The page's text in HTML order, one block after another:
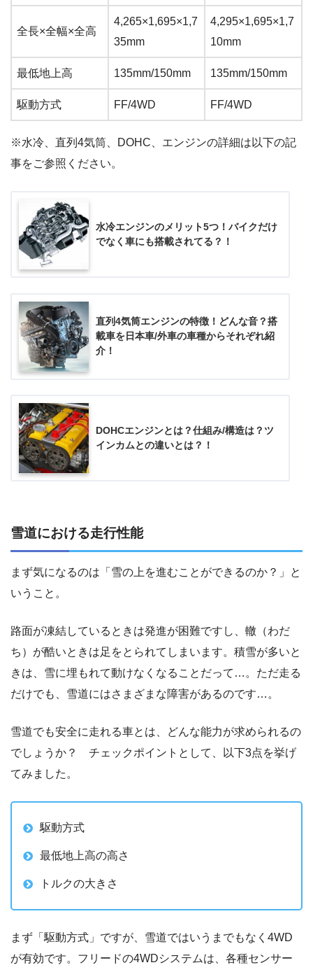
全長×全幅×全高
4,265×1,695×1,7
35mm
4,295×1,695×1,7
10mm
最低地上高 135mm/150mm 135mm/150mm
駆動方式 FF/4WD FF/4WD
※水冷、直列4気筒、DOHC、エンジンの詳細は以下の記
事をご参照ください。
水冷エンジンのメリット5つ！バイクだけ
でなく車にも搭載されてる？！
直列4気筒エンジンの特徴！どんな音？搭
載車を日本車/外車の車種からそれぞれ紹
介！
DOHCエンジンとは？仕組み/構造は？ツ
インカムとの違いとは？！
雪道における走行性能
まず気になるのは「雪の上を進むことができるのか？」と
いうこと。
路面が凍結しているときは発進が困難ですし、轍（わだ
ち）が酷いときは足をとられてしまいます。積雪が多いと
きは、雪に埋もれて動けなくなることだって…。ただ走る
だけでも、雪道にはさまざまな障害があるのです…。
雪道でも安全に走れる車とは、どんな能力が求められるの
でしょうか？ チェックポイントとして、以下3点を挙げ
てみました。
駆動方式
最低地上高の高さ
トルクの大きさ
まず「駆動方式」ですが、雪道ではいうまでもなく4WD
が有効です。フリードの4WDシステムは、各種センサー